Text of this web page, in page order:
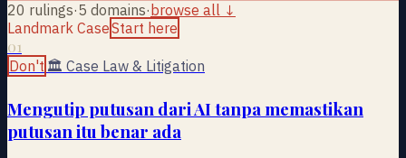
20 rulings·5 domains· browse all ↓
Landmark CaseStart here
01
Don't 🏛 Case Law & Litigation
Mengutip putusan dari AI tanpa memastikan
putusan itu benar ada